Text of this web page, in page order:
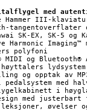
med
Hammer III-
tangentoverflater
SK-EX, SK-5 og
Harmonic Imaging™
polyfoni
MIDI og Bluetooth®
lydsystem
og opptak av
pedalsystem med
i
med
leksjoner, øvelser